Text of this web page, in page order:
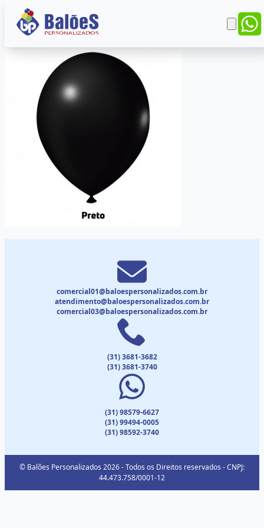
comercial01@baloespersonalizados.com.br
atendimento@baloespersonalizados.com.br
comercial03@baloespersonalizados.com.br
(31) 3681-3682
(31) 3681-3740
(31) 98579-6627
(31) 99494-0005
(31) 98592-3740
© Balões Personalizados 2026 - Todos os Direitos reservados - CNPJ:
44.473.758/0001-12